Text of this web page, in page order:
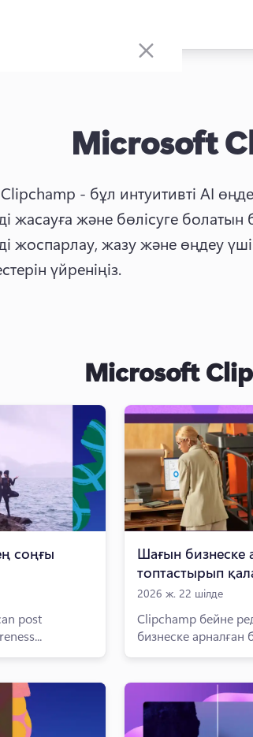
көру
Microsoft
- бұл интуитивті AI
жасауға және бөлісуге
жоспарлау, жазу және өңдеу
үйреніңіз.
Microsoft
соңғы
post
Шағын бизнеске
топтастырып
2026 ж. 22 шілде
Clipchamp бейне
бизнеске арналған